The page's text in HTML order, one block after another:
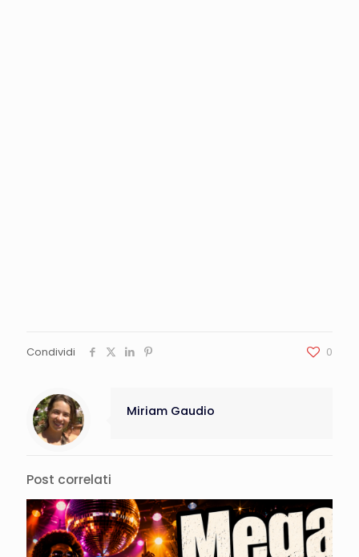
Condividi 0
Miriam Gaudio
Post correlati